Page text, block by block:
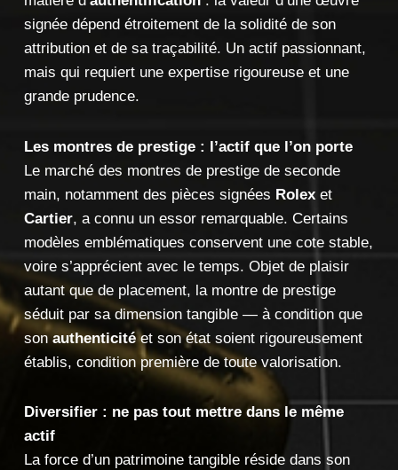
signée dépend étroitement de la solidité de son
attribution et de sa traçabilité. Un actif passionnant,
mais qui requiert une expertise rigoureuse et une
grande prudence.
Les montres de prestige : l’actif que l’on porte
Le marché des montres de prestige de seconde
main, notamment des pièces signées Rolexet
Cartier, a connu un essor remarquable. Certains
modèles emblématiques conservent une cote stable,
voire s’apprécient avec le temps. Objet de plaisir
autant que de placement, la montre de prestige
séduit par sa dimension tangible — à condition que
sonauthenticitéet son état soient rigoureusement
établis, condition première de toute valorisation.
Diversifier : ne pas tout mettre dans le même
actif
La force d’un patrimoine tangible réside dans son